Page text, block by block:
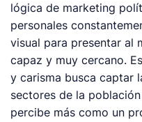
lógica de marketing
personales
visual para presentar al
capaz y muy cercano.
y carisma busca captar
sectores de la
percibe más como un